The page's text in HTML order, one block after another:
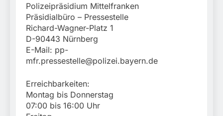
Polizeipräsidium Mittelfranken
Präsidialbüro – Pressestelle
Richard-Wagner-Platz 1
D-90443 Nürnberg
E-Mail: pp-
mfr.pressestelle@polizei.bayern.de
Erreichbarkeiten:
Montag bis Donnerstag
07:00 bis 16:00 Uhr